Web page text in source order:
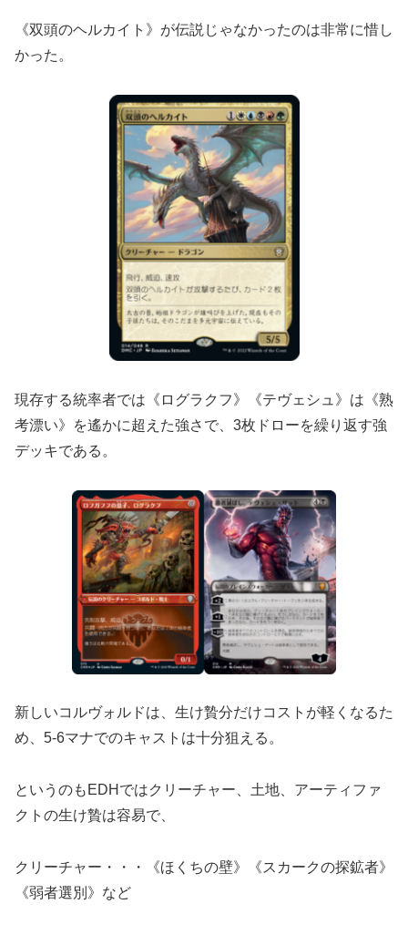
《双頭のヘルカイト》が伝説じゃなかったのは非常に惜し
かった。
現存する統率者では《ログラクフ》《テヴェシュ》は《熟
考漂い》を遙かに超えた強さで、3枚ドローを繰り返す強
デッキである。
新しいコルヴォルドは、生け贄分だけコストが軽くなるた
め、5-6マナでのキャストは十分狙える。
というのもEDHではクリーチャー、土地、アーティファ
クトの生け贄は容易で、
クリーチャー・・・《ほくちの壁》《スカークの探鉱者》
《弱者選別》など